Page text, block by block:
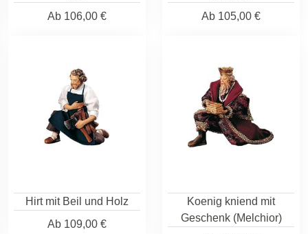
Ab 106,00 €
Ab 105,00 €
Hirt mit Beil und Holz
Ab 109,00 €
Koenig kniend mit
Geschenk (Melchior)